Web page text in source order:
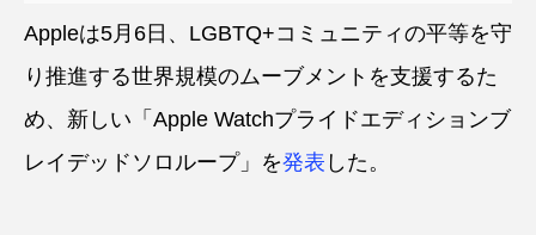
Appleは5月6日、LGBTQ+コミュニティの平等を守
り推進する世界規模のムーブメントを支援するた
め、新しい「Apple Watchプライドエディションブ
レイデッドソロループ」を発表 した。